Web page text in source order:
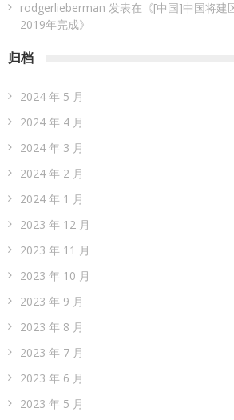
rodgerlieberman 发表在《[中国]中国将建
2019年完成》
归档
2024 年 5 月
2024 年 4 月
2024 年 3 月
2024 年 2 月
2024 年 1 月
2023 年 12 月
2023 年 11 月
2023 年 10 月
2023 年 9 月
2023 年 8 月
2023 年 7 月
2023 年 6 月
2023 年 5 月